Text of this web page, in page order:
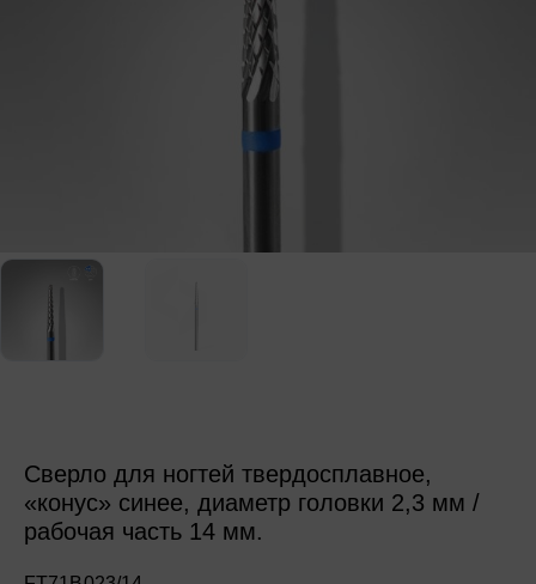
Сверло для ногтей твердосплавное,
«конус» синее, диаметр головки 2,3 мм /
рабочая часть 14 мм.